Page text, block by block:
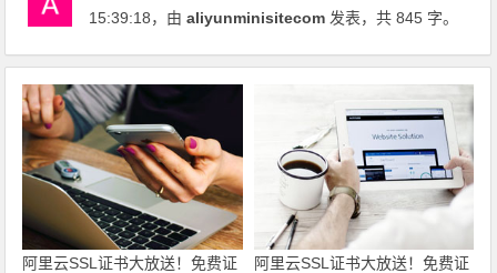
15:39:18，由aliyunminisitecom 发表，共 845 字。
阿里云SSL证书大放送！免费证
阿里云SSL证书大放送！免费证